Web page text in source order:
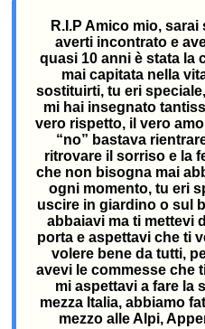
R.I.P Amico mio,
averti incontrato e
quasi 10 anni è stata la
mai capitata nella
sostituirti, tu eri
mi hai insegnato
vero rispetto, il vero
“no” bastava
ritrovare il sorriso e la
che non bisogna mai
ogni momento, tu eri
uscire in giardino o sul
abbaiavi ma ti mettevi
porta e aspettavi che ti
volere bene da tutti,
avevi le commesse che
mi aspettavi a fare la
mezza Italia, abbiamo
mezzo alle Alpi,